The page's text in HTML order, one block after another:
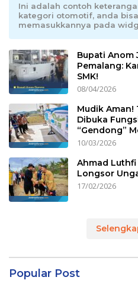
Ini adalah contoh
kategori otomotif, anda
memasukkannya pada
Bupati Anom
Pemalang:
SMK!
08/04/2026
Mudik Aman!
Dibuka
“Gendong”
10/03/2026
Ahmad
Longsor
17/02/2026
Popular Post